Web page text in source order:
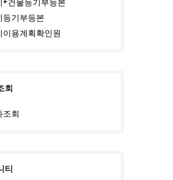
+건물등기부등본
등기부등본
이용계획확인원
회
조회
티